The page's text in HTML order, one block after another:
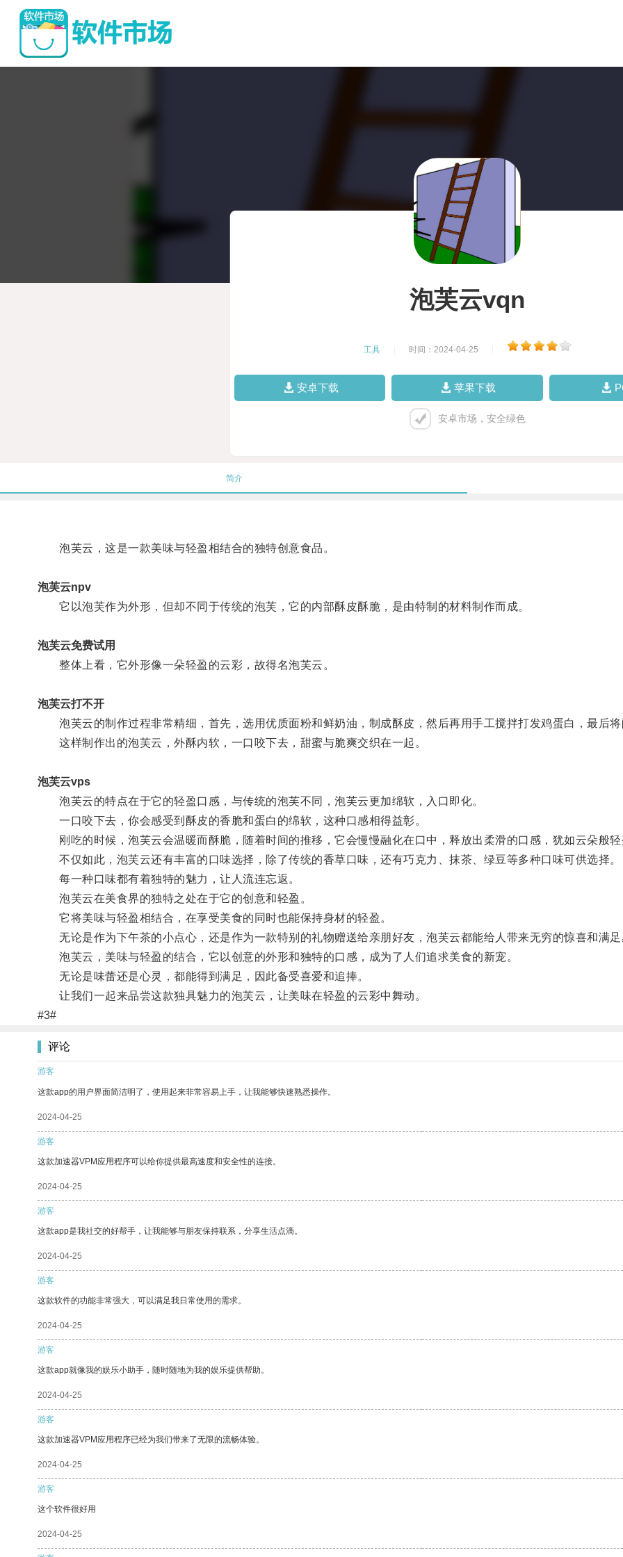
泡芙云vqn
工具 时间：2024-04-25
安卓下载 苹果下载
安卓市场，安全绿色
简介
泡芙云，这是一款美味与轻盈相结合的独特创意食品。
泡芙云npv
它以泡芙作为外形，但却不同于传统的泡芙，它的内部酥皮酥脆，是由特制的材料制作而成。
泡芙云免费试用
整体上看，它外形像一朵轻盈的云彩，故得名泡芙云。
泡芙云打不开
泡芙云的制作过程非常精细，首先，选用优质面粉和鲜奶油，制成酥皮，然后再用手工搅拌打发鸡蛋白，最后将
这样制作出的泡芙云，外酥内软，一口咬下去，甜蜜与脆爽交织在一起。
泡芙云vps
泡芙云的特点在于它的轻盈口感，与传统的泡芙不同，泡芙云更加绵软，入口即化。
一口咬下去，你会感受到酥皮的香脆和蛋白的绵软，这种口感相得益彰。
刚吃的时候，泡芙云会温暖而酥脆，随着时间的推移，它会慢慢融化在口中，释放出柔滑的口感，犹如云朵般轻
不仅如此，泡芙云还有丰富的口味选择，除了传统的香草口味，还有巧克力、抹茶、绿豆等多种口味可供选择。
每一种口味都有着独特的魅力，让人流连忘返。
泡芙云在美食界的独特之处在于它的创意和轻盈。
它将美味与轻盈相结合，在享受美食的同时也能保持身材的轻盈。
无论是作为下午茶的小点心，还是作为一款特别的礼物赠送给亲朋好友，泡芙云都能给人带来无穷的惊喜和满足
泡芙云，美味与轻盈的结合，它以创意的外形和独特的口感，成为了人们追求美食的新宠。
无论是味蕾还是心灵，都能得到满足，因此备受喜爱和追捧。
让我们一起来品尝这款独具魅力的泡芙云，让美味在轻盈的云彩中舞动。
#3#
评论
游客
这款app的用户界面简洁明了，使用起来非常容易上手，让我能够快速熟悉操作。
2024-04-25
游客
这款加速器VPM应用程序可以给你提供最高速度和安全性的连接。
2024-04-25
游客
这款app是我社交的好帮手，让我能够与朋友保持联系，分享生活点滴。
2024-04-25
游客
这款软件的功能非常强大，可以满足我日常使用的需求。
2024-04-25
游客
这款app就像我的娱乐小助手，随时随地为我的娱乐提供帮助。
2024-04-25
游客
这款加速器VPM应用程序已经为我们带来了无限的流畅体验。
2024-04-25
游客
这个软件很好用
2024-04-25